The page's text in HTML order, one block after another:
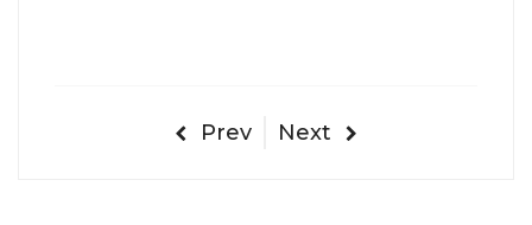
Prev Next